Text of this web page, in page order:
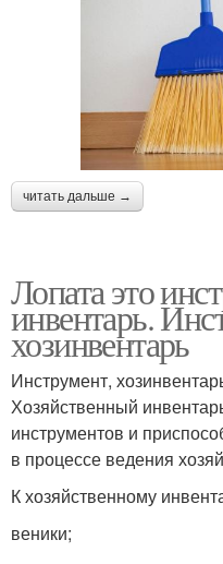
читать дальше →
Лопата это
инвентарь.
хозинвентарь
Инструмент,
Хозяйственный
инструментов и
в процессе ведения
К хозяйственному
веники;